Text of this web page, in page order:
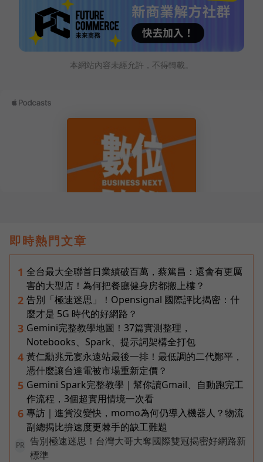
本網站內容未經允許，不得轉載。
即時熱門文章
1 全台最大全聯首日業績破百萬，蔡篤昌：還會有更厲
害的大型店！為何把餐廳健身房都搬上樓？
2 告別「極速迷思」！Opensignal 國際評比揭密：什
麼才是 5G 時代的好網路？
3 Gemini完整教學地圖！37篇實測整理，
Notebooks、Spark、提示詞架構全打包
4 黃仁勳兆元宴永遠站最後一排！最低調的二代鄭平，
憑什麼讓台達電被市場重新定價？
5 Gemini Spark完整教學｜幫你讀Gmail、自動跑完工
作流程，3個超實用情境一次看
6 專訪｜進貨沒變快，momo為何仍導入機器人？物流
副總揭比拚速度更棘手的缺工難題
PR
告別極速迷思！台灣大哥大奪國際雙冠揭密好網路新
標準